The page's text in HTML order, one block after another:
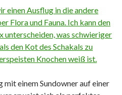
einem Sundowner auf einer